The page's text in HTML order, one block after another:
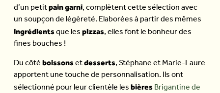
d’un petitpain garni, complètent cette sélection avec
un soupçon de légèreté. Elaborées à partir des mêmes
ingrédientsque les pizzas, elles font le bonheur des
fines bouches !
Du côté boissonsetdesserts, Stéphane et Marie-Laure
apportent une touche de personnalisation. Ils ont
sélectionné pour leur clientèle les bières Brigantine de